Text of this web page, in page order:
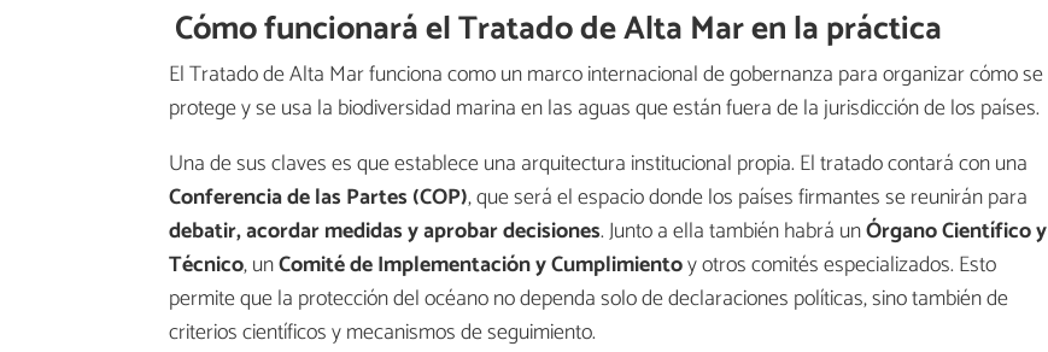
Cómo funcionará el Tratado de Alta Mar en la práctica
El Tratado de Alta Mar funciona como un marco internacional de gobernanza para organizar cómo se
protege y se usa la biodiversidad marina en las aguas que están fuera de la jurisdicción de los países.
Una de sus claves es que establece una arquitectura institucional propia. El tratado contará con una
Conferencia de las Partes (COP), que será el espacio donde los países firmantes se reunirán para
debatir, acordar medidas y aprobar decisiones. Junto a ella también habrá unÓrgano Científico y
Técnico, unComité de Implementación y Cumplimientoy otros comités especializados. Esto
permite que la protección del océano no dependa solo de declaraciones políticas, sino también de
criterios científicos y mecanismos de seguimiento.